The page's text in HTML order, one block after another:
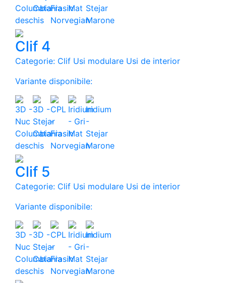
Clif 4
Categorie: Clif Usi modulare Usi de interior
Variante disponibile:
Clif 5
Categorie: Clif Usi modulare Usi de interior
Variante disponibile: